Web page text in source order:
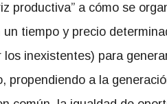
productiva” a cómo se
tiempo y precio
inexistentes) para
propendiendo a la